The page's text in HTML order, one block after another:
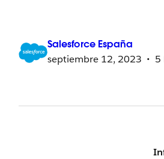
Salesforce España
septiembre 12, 2023
5